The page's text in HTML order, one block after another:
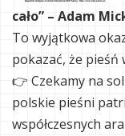
cało” – Adam
To wyjątkowa
pokazać, że pieśń
👉 Czekamy na
polskie pieśni
współczesnych